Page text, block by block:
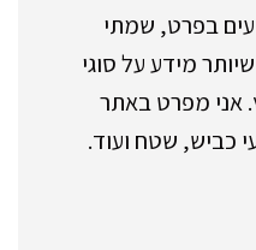
בפרט, שמתי
מידע על סוגי
אני מפרט באתר
כביש, שטח ועוד.